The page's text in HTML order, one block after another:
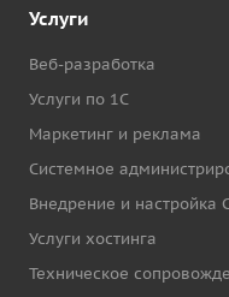
Услуги
Веб-разработка
Услуги по 1С
Маркетинг и реклама
Системное
Внедрение и настройка
Услуги хостинга
Техническое